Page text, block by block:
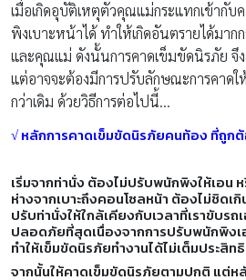
เมื่อเกิดอุบัติเหตุตัวคุณแม่กระแทกเข้ากั
พิงเบาะหน้าได้ ทำให้เกิดอันตรายได้มา
และคุณแม่ ดังนั้นการคาดเข็มขัดนิรภัย จึ
แต่อาจจะต้องมีการปรับลักษณะการคาด
กว่าเดิม ด้วยวิธีการต่อไปนี้…
√ หลักการคาดเข็มขัดนิรภัยคนท้อง ที่ถูก
เริ่มจากท่านั่ง ต้องไม่ปรับพนักพิงให้เอน
ห่างจากเบาะถึงคอนโซลหน้า ต้องไม่ชิดเ
ปรับท่านั่งให้ใกล้เคียงกับเวลาที่เราขับรถ
ปลอดภัยที่สุดเนื่องจากการปรับพนักพิงเ
ทำให้เข็มขัดนิรภัยทำงานได้ไม่เต็มประสิท
จากนั้นให้คาดเข็มขัดนิรภัยตามปกติ แต่ห